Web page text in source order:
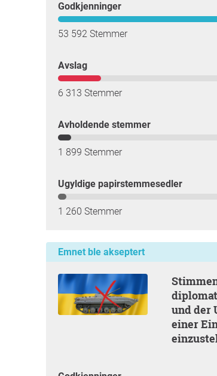
Godkjenninger
53 592 Stemmer
Avslag
6 313 Stemmer
Avholdende stemmer
1 899 Stemmer
Ugyldige papirstemmesedler
1 260 Stemmer
Emnet ble akseptert
Stimmen Sie dafür, dass die Bundesregierung sich
und der
einer